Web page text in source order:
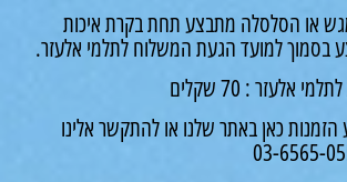
מתבצע תחת בקרת איכות
למועד הגעת המשלוח לתלמי אלעזר.
70 שקלים
כאן באתר שלנו או להתקשר אלינו